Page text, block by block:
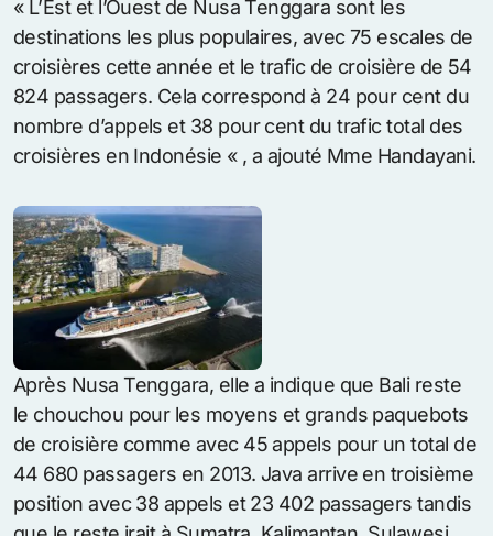
« L’Est et l’Ouest de Nusa Tenggara sont les
destinations les plus populaires, avec 75 escales de
croisières cette année et le trafic de croisière de 54
824 passagers. Cela correspond à 24 pour cent du
nombre d’appels et 38 pour cent du trafic total des
croisières en Indonésie « , a ajouté Mme Handayani.
Après Nusa Tenggara, elle a indique que Bali reste
le chouchou pour les moyens et grands paquebots
de croisière comme avec 45 appels pour un total de
44 680 passagers en 2013. Java arrive en troisième
position avec 38 appels et 23 402 passagers tandis